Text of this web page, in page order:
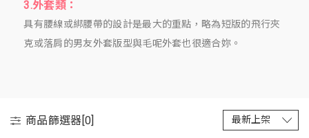
3.外套類：
具有腰線或綁腰帶的設計是最大的重點，略為短版的飛行夾
克或落肩的男友外套版型與毛呢外套也很適合妳。
商品篩選器[0]